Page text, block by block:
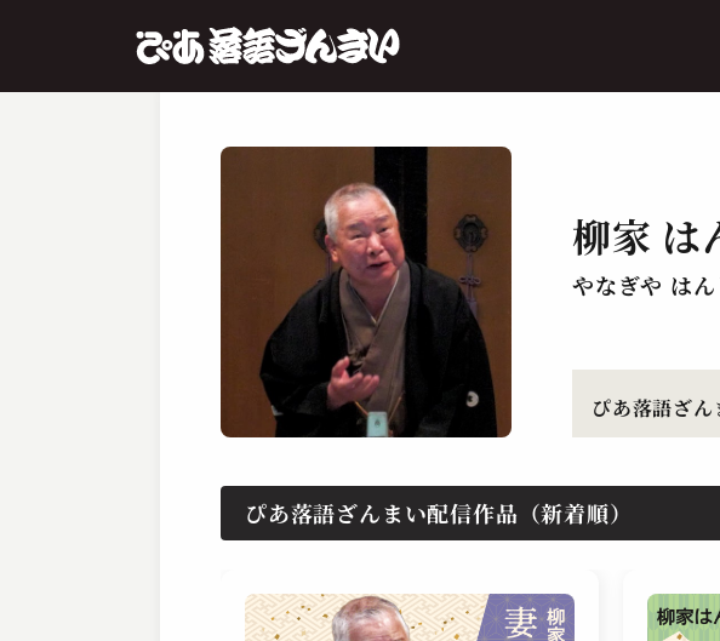
芸人からさがす
演目 からさがす
柳家 は
やなぎや はん
ぴあ落語ざ
ぴあ落語ざんまい配信作品（新着順）